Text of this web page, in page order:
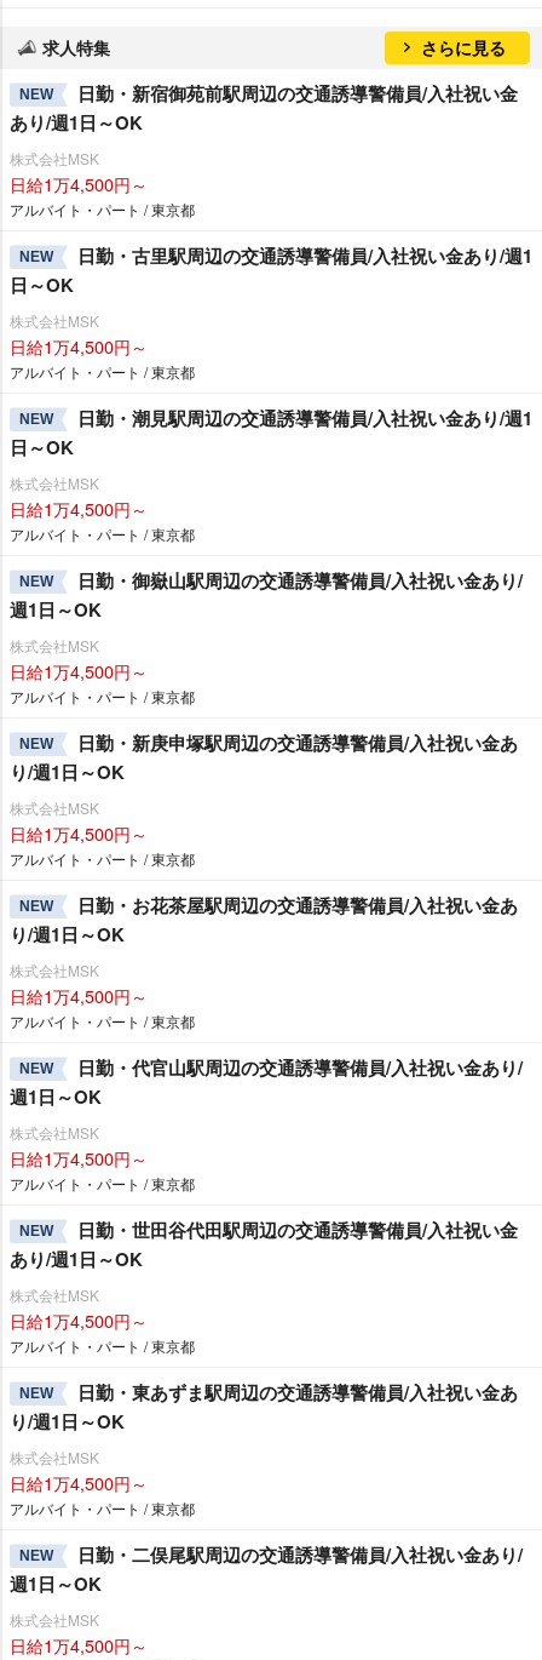
求人特集 さらに見る
NEW
日勤・新宿御苑前駅周辺の交通誘導警備員/入社祝い金
あり/週1日～OK
株式会社MSK
日給1万4,500円～
アルバイト・パート / 東京都
NEW
日勤・古里駅周辺の交通誘導警備員/入社祝い金あり/週1
日～OK
株式会社MSK
日給1万4,500円～
アルバイト・パート / 東京都
NEW
日勤・潮見駅周辺の交通誘導警備員/入社祝い金あり/週1
日～OK
株式会社MSK
日給1万4,500円～
アルバイト・パート / 東京都
NEW
日勤・御嶽山駅周辺の交通誘導警備員/入社祝い金あり/
週1日～OK
株式会社MSK
日給1万4,500円～
アルバイト・パート / 東京都
NEW
日勤・新庚申塚駅周辺の交通誘導警備員/入社祝い金あ
り/週1日～OK
株式会社MSK
日給1万4,500円～
アルバイト・パート / 東京都
NEW
日勤・お花茶屋駅周辺の交通誘導警備員/入社祝い金あ
り/週1日～OK
株式会社MSK
日給1万4,500円～
アルバイト・パート / 東京都
NEW
日勤・代官山駅周辺の交通誘導警備員/入社祝い金あり/
週1日～OK
株式会社MSK
日給1万4,500円～
アルバイト・パート / 東京都
NEW
日勤・世田谷代田駅周辺の交通誘導警備員/入社祝い金
あり/週1日～OK
株式会社MSK
日給1万4,500円～
アルバイト・パート / 東京都
NEW
日勤・東あずま駅周辺の交通誘導警備員/入社祝い金あ
り/週1日～OK
株式会社MSK
日給1万4,500円～
アルバイト・パート / 東京都
NEW
日勤・二俣尾駅周辺の交通誘導警備員/入社祝い金あり/
週1日～OK
株式会社MSK
日給1万4,500円～